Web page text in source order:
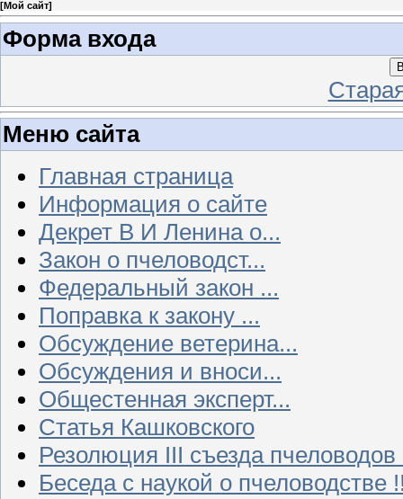
[Мой сайт]
Форма входа
Меню сайта
Главная страница
Информация о сайте
Декрет В И Ленина о...
Закон о пчеловодст...
Федеральный закон ...
Поправка к закону ...
Обсуждение ветерина...
Обсуждения и вноси...
Общестенная эксперт...
Статья Кашковского
Резолюция III съезда
Беседа с наукой о пчеловодстве